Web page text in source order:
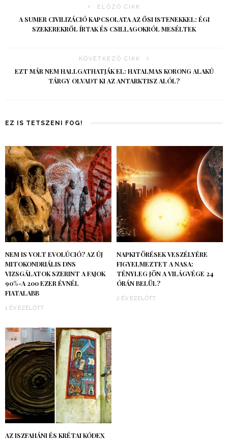
ELŐZŐ CIKK
A SUMER CIVILIZÁCIÓ KAPCSOLATA AZ ŐSI ISTENEKKEL: ÉGI
SZEKEREKRŐL ÍRTAK ÉS CSILLAGOKRÓL MESÉLTEK
KÖVETKEZŐ CIKK
EZT MÁR NEM HALLGATHATJÁK EL: HATALMAS KORONG ALAKÚ
TÁRGY OLVADT KI AZ ANTARKTISZ ALÓL?
EZ IS TETSZENI FOG!
NEM IS VOLT EVOLÚCIÓ? AZ ÚJ
MITOKONDRIÁLIS DNS
VIZSGÁLATOK SZERINT A FAJOK
90%-A 200 EZER ÉVNÉL
FIATALABB
1 ÉV EZELŐTT
NAPKITÖRÉSEK VESZÉLYÉRE
FIGYELMEZTET A NASA:
TÉNYLEG JÖN A VILÁGVÉGE 24
ÓRÁN BELÜL?
2 ÉV EZELŐTT
AZ ISZFAHÁNI ÉS KRÉTAI KÓDEX